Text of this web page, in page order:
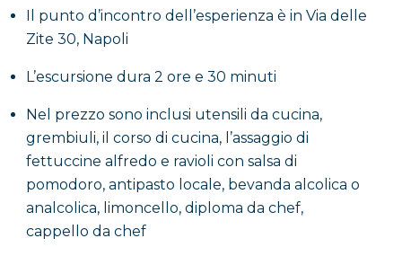
Il punto d’incontro dell’esperienza è in Via delle
Zite 30, Napoli
L’escursione dura 2 ore e 30 minuti
Nel prezzo sono inclusi utensili da cucina,
grembiuli, il corso di cucina, l’assaggio di
fettuccine alfredo e ravioli con salsa di
pomodoro, antipasto locale, bevanda alcolica o
analcolica, limoncello, diploma da chef,
cappello da chef